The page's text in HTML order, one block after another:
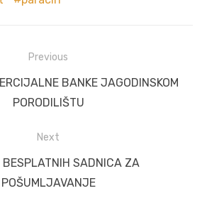
Previous
BANKE JAGODINSKOM
PORODILIŠTU
Next
BESPLATNIH SADNICA ZA
POŠUMLJAVANJE